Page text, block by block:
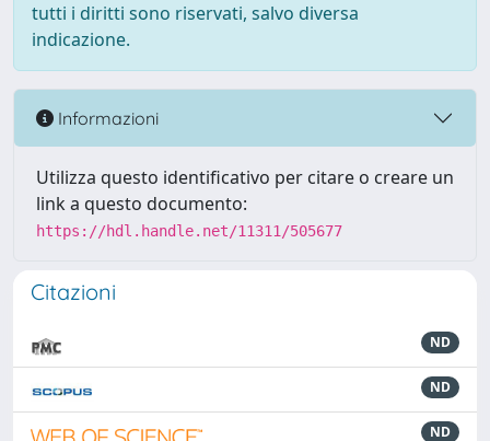
tutti i diritti sono riservati, salvo diversa
indicazione.
Informazioni
Utilizza questo identificativo per citare o creare un
link a questo documento:
https://hdl.handle.net/11311/505677
Citazioni
ND
ND
ND